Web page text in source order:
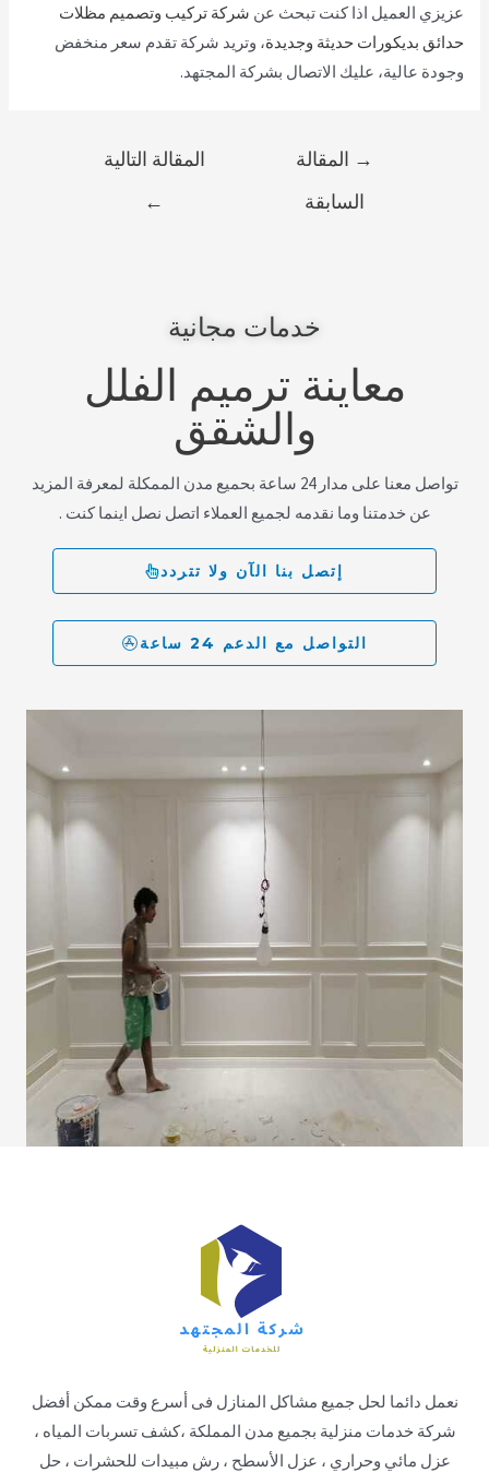
عزيزي العميل اذا كنت تبحث عن شركة تركيب وتصميم مظلات
حدائق بديكورات حديثة وجديدة، وتريد شركة تقدم سعر منخفض
وجودة عالية، عليك الاتصال بشركة المجتهد.
→ المقالة
السابقة
المقالة التالية
←
خدمات مجانية
معاينة ترميم الفلل
والشقق
تواصل معنا على مدار 24 ساعة بحميع مدن الممكلة لمعرفة المزيد
عن خدمتنا وما نقدمه لجميع العملاء اتصل نصل اينما كنت .
إتصل بنا الآن ولا تتردد
التواصل مع الدعم 24 ساعة
نعمل دائما لحل جميع مشاكل المنازل فى أسرع وقت ممكن أفضل
شركة خدمات منزلية بجميع مدن المملكة ،كشف تسربات المياه ،
عزل مائي وحراري ، عزل الأسطح ، رش مبيدات للحشرات ، حل